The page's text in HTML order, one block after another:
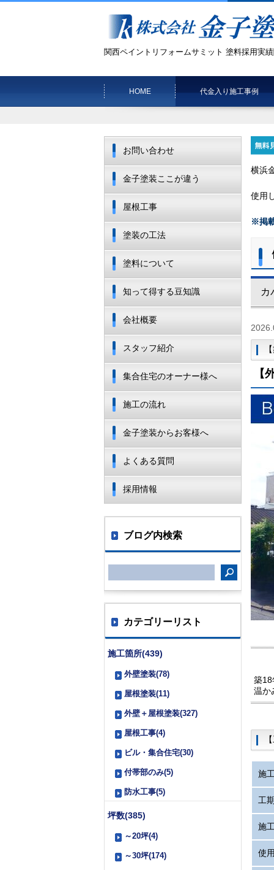
関西ペイントリフォームサミット 塗料採用実
HOME 代金入り施工事例
横浜
使用
※掲
カ
【
築18
温か
施
工
施
使
お問い合わせ
金子塗装ここが違う
屋根工事
塗装の工法
塗料について
知って得する豆知識
会社概要
スタッフ紹介
集合住宅のオーナー様へ
施工の流れ
金子塗装からお客様へ
よくある質問
採用情報
ブログ内検索
カテゴリーリスト
施工箇所(439)
外壁塗装(78)
屋根塗装(11)
外壁＋屋根塗装(327)
屋根工事(4)
ビル・集合住宅(30)
付帯部のみ(5)
防水工事(5)
坪数(385)
～20坪(4)
～30坪(174)